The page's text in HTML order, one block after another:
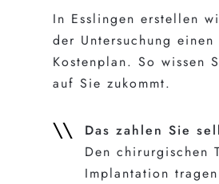
In Esslingen erstellen
der Untersuchung einen
Kostenplan. So wissen
auf Sie zukommt.
Das zahlen Sie
Den chirurgischen
Implantation